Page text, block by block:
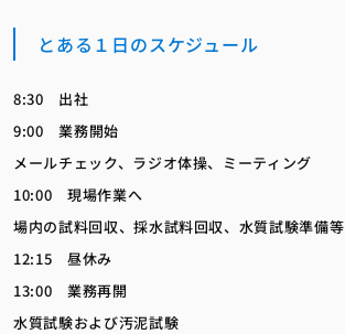
とある１日のスケジュール
8:30 出社
9:00 業務開始
メールチェック、ラジオ体操、ミーティング
10:00 現場作業へ
場内の試料回収、採水試料回収、水質試験準備等
12:15 昼休み
13:00 業務再開
水質試験および汚泥試験